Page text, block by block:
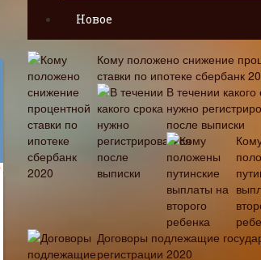
Новое
Кому положено снижение
ставки по ипотеке сбербанк
В течении какого
нужно
после выписки
Договоры подлежащие
регистрации 2020